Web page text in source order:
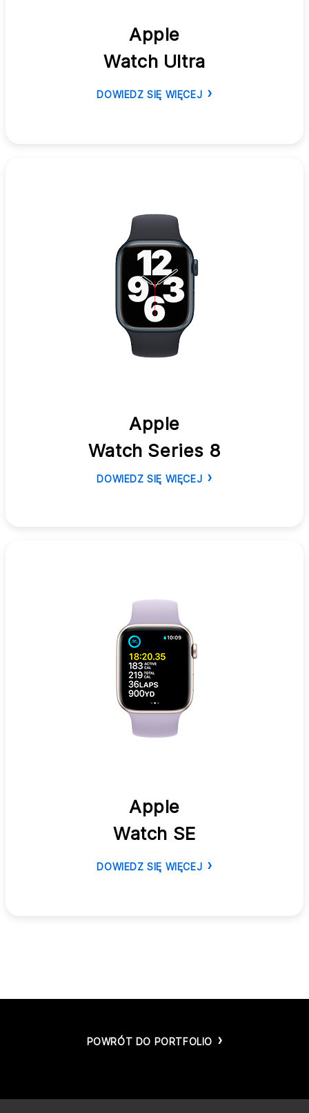
Apple
Watch Ultra
DOWIEDZ SIĘ WIĘCEJ
Apple
Watch Series 8
DOWIEDZ SIĘ WIĘCEJ
Apple
Watch SE
DOWIEDZ SIĘ WIĘCEJ
POWRÓT DO PORTFOLIO